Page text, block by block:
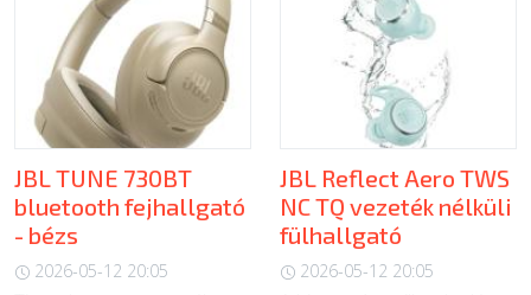
JBL TUNE 730BT
bluetooth fejhallgató
- bézs
2026-05-12 20:05
JBL Reflect Aero TWS
NC TQ vezeték nélküli
fülhallgató
2026-05-12 20:05